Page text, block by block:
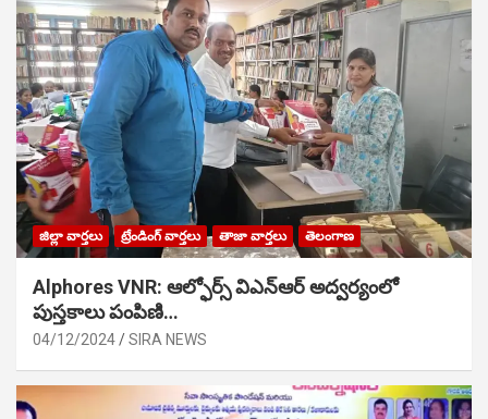
జిల్లా వార్తలు ట్రేండింగ్ వార్తలు తాజా వార్తలు తెలంగాణ
Alphores VNR: ఆల్ఫోర్స్ విఎన్ఆర్ అద్వర్యంలో
పుస్తకాలు పంపిణి…
04/12/2024 SIRA NEWS